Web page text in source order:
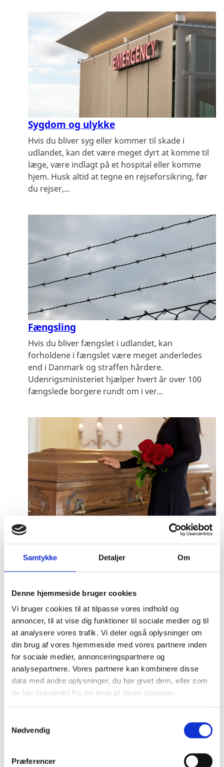
Samtykke Detaljer Om
Denne hjemmeside bruger cookies
Vi bruger cookies til at tilpasse vores indhold og
annoncer, til at vise dig funktioner til sociale medier og til
at analysere vores trafik. Vi deler også oplysninger om
din brug af vores hjemmeside med vores partnere inden
for sociale medier, annonceringspartnere og
analysepartnere. Vores partnere kan kombinere disse
data med andre oplysninger, du har givet dem, eller som
de har indsamlet fra din brug af deres tjenester.
Nødvendig
Præferencer
Sygdom og ulykke
Hvis du bliver syg eller kommer til skade i
udlandet, kan det være meget dyrt at komme til
læge, være indlagt på et hospital eller komme
hjem. Husk altid at tegne en rejseforsikring, før
du rejser,...
Fængsling
Hvis du bliver fængslet i udlandet, kan
forholdene i fængslet være meget anderledes
end i Danmark og straffen hårdere.
Udenrigsministeriet hjælper hvert år over 100
fængslede borgere rundt om i ver...
Hvis uheldet rammer, og du mister en af dine
nærmeste under dennes ophold i udlandet, kan
det være en uoverskuelig situation. Læs mere om
Hvis du bliver offer for en forbrydelse i udlandet,
af nærmeste danske ambassade eller konsulat i